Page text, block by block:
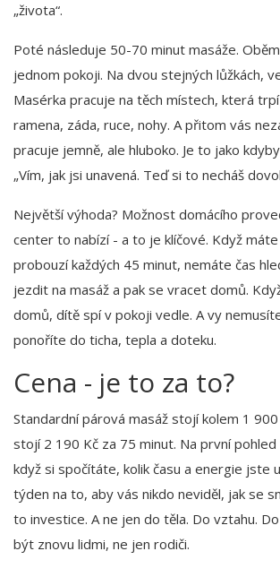
„života“.
Poté následuje 50-70 minut masáže.
jednom pokoji. Na dvou stejných lůžkách,
Masérka pracuje na těch místech, která
ramena, záda, ruce, nohy. A přitom vás
pracuje jemně, ale hluboko. Je to jako
„Vím, jak jsi unavená. Teď si to necháš
Největší výhoda? Možnost domácího
center to nabízí - a to je klíčové. Když
probouzí každých 45 minut, nemáte čas
jezdit na masáž a pak se vracet domů.
domů, dítě spí v pokoji vedle. A vy
ponoříte do ticha, tepla a doteku.
Cena - je to za to?
Standardní párová masáž stojí kolem 1
stojí 2 190 Kč za 75 minut. Na první pohled
když si spočítáte, kolik času a energie jste
týden na to, aby vás nikdo neviděl, jak se
to investice. A ne jen do těla. Do vztahu.
být znovu lidmi, ne jen rodiči.